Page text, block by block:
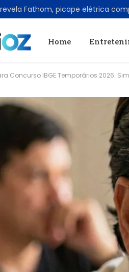
Home
Concurso IBGE Temporários 2026: